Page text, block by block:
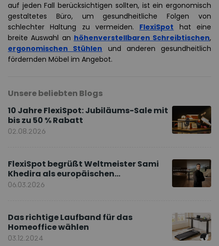
auf jeden Fall berücksichtigen sollten, ist ein ergonomisch
gestaltetes Büro, um gesundheitliche Folgen von
schlechter Haltung zu vermeiden. FlexiSpot hat eine
breite Auswahl an höhenverstellbaren Schreibtischen,
ergonomischen Stühlen und anderen gesundheitlich
fördernden Möbel im Angebot.
Unsere beliebten Blogs
10 Jahre FlexiSpot: Jubiläums-Sale mit
bis zu 50 % Rabatt
02.08.2026
FlexiSpot begrüßt Weltmeister Sami
Khedira als europäischen
Markenbotschafter
06.03.2026
Das richtige Laufband für das
Homeoffice wählen
03.12.2024